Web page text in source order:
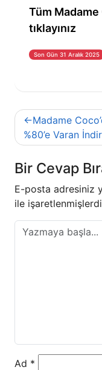
Tüm
tıklayınız
Son Gün 31 Aralık 2025
Yazı
gezinmesi
Madame
%80’e Varan
Bir Cevap
E-posta adresiniz
ile
Ad *